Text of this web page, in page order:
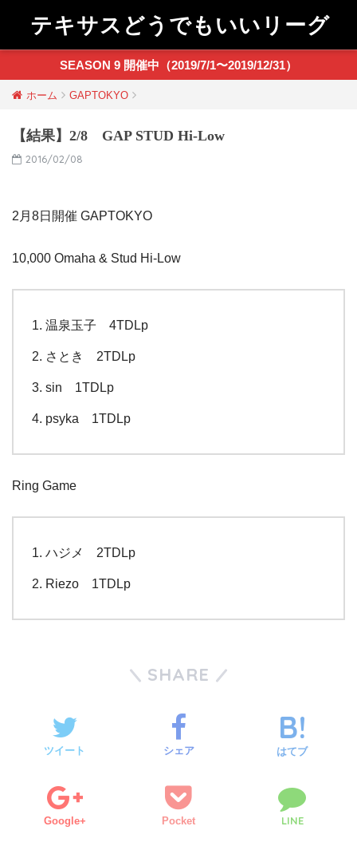
テキサスどうでもいいリーグ
SEASON 9 開催中（2019/7/1〜2019/12/31）
ホーム GAPTOKYO
【結果】2/8 GAP STUD Hi-Low
2016/02/08
2月8日開催 GAPTOKYO
10,000 Omaha & Stud Hi-Low
温泉玉子 4TDLp
さとき 2TDLp
sin 1TDLp
psyka 1TDLp
Ring Game
ハジメ 2TDLp
Riezo 1TDLp
SHARE
ツイート シェア はてブ
Google+ Pocket LINE